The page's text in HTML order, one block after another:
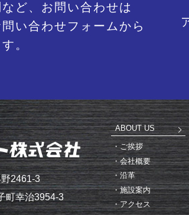
ど、お問い合わせは
い合わせフォームから
。
2461-3
町幸治3954-3
ABOUT US
ご挨拶
会社概要
沿革
施設案内
アクセス